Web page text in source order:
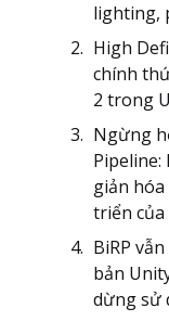
lighting,
High
chính
2 trong
Ngừng
giản
triển của
BiRP
bản
dừng sử